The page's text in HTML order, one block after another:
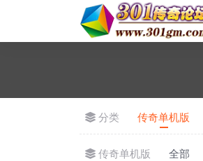
分类 传奇单机版
传奇单机版 全部